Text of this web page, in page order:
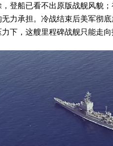
登船已看不出原版战舰风貌
力承担。冷战结束后美军彻
下，这艘里程碑战舰只能走向